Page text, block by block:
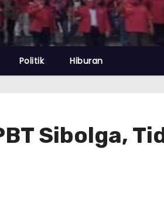
Politik Hiburan
Sibolga,